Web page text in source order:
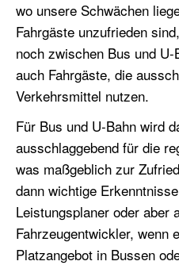
wo unsere Schwächen
Fahrgäste unzufrieden
noch zwischen Bus und
auch Fahrgäste, die
Verkehrsmittel nutzen.
Für Bus und U-Bahn wird
ausschlaggebend für die
was maßgeblich zur
dann wichtige
Leistungsplaner oder aber
Fahrzeugentwickler, wenn
Platzangebot in Bussen